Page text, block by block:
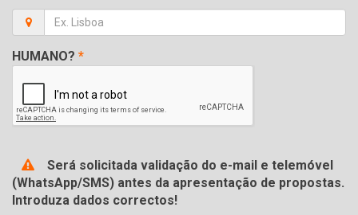
HUMANO? *
Será solicitada validação do e-mail e telemóvel
(WhatsApp/SMS) antes da apresentação de propostas.
Introduza dados correctos!